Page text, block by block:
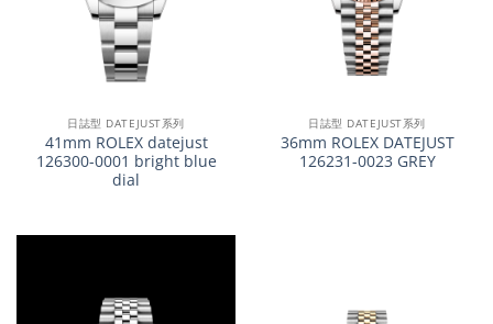
日誌型 DATEJUST系列
41mm ROLEX datejust
126300-0001 bright blue
dial
日誌型 DATEJUST系列
36mm ROLEX DATEJUST
126231-0023 GREY